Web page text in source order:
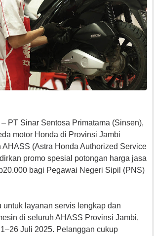
– PT Sinar Sentosa Primatama (Sinsen),
motor Honda di Provinsi Jambi
AHASS (Astra Honda Authorized Service
promo spesial potongan harga jasa
bagi Pegawai Negeri Sipil (PNS)
untuk layanan servis lengkap dan
di seluruh AHASS Provinsi Jambi,
Juli 2025. Pelanggan cukup